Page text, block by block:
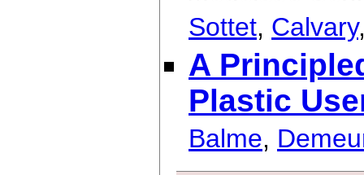
Sottet, Calvary
A
Plastic
Balme,